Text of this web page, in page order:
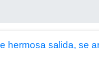
hermosa salida, se